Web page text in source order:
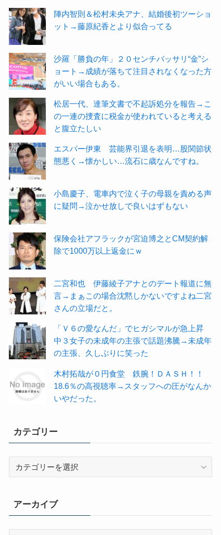
陣内智則＆松村未央アナ、結婚後初ツーショ
ット→藤原紀香とより似合ってる
沙羅「勝負の年」２０センチバッサリ“金”シ
ョート→成績が落ちて注目されなくなった方
がいい場合もある。
松居一代、達筆文書で不起訴処分を報告→こ
の一連の捜査に税金が使われていると考える
と腹立たしい
エスパー伊東 芸能界引退を表明…股関節状
態悪く→懐かしい…流石に歳なんですね。
小島慶子、電車内で泣く子の母親を責める声
に疑問→泣かせ放しで良いはずもない
保険会社アフラックが宮迫博之とCM契約解
除で1000万以上返金にｗ
二宮和也 伊藤綾子アナとのデート報道に無
言→まぁこの場合沈黙しかないですよね二宮
さんの立場だと。
「Ｖ６の愛なんだ」でヒガシマルが急上昇
中３女子の未成年の主張で話題沸騰→未成年
の主張、久しぶりに笑った
木村拓哉が０円食堂 鉄腕！ＤＡＳＨ！！
18.6％の高視聴率→スタッフへの圧がなんか
いやだった。
カテゴリー
ー
アーカイブ